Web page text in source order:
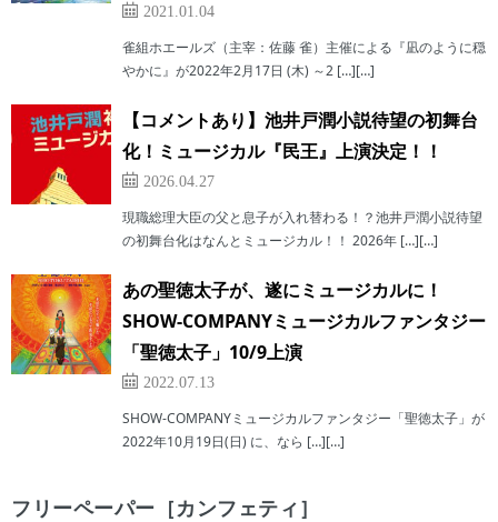
2021.01.04
雀組ホエールズ（主宰：佐藤 雀）主催による『凪のように穏
やかに』が2022年2月17日 (木) ～2 […][…]
【コメントあり】池井戸潤小説待望の初舞台
化！ミュージカル『民王』上演決定！！
2026.04.27
現職総理大臣の父と息子が入れ替わる！？池井戸潤小説待望
の初舞台化はなんとミュージカル！！ 2026年 […][…]
あの聖徳太子が、遂にミュージカルに！
SHOW-COMPANYミュージカルファンタジー
「聖徳太子」10/9上演
2022.07.13
SHOW-COMPANYミュージカルファンタジー「聖徳太子」が
2022年10月19日(日) に、なら […][…]
フリーペーパー［カンフェティ］